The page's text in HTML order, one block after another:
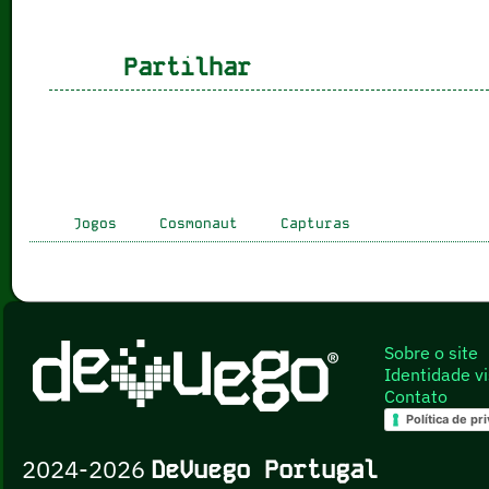
Partilhar
Jogos Cosmonaut Capturas
Sobre o site
Identidade
Contato
Política de
2024-2026 DeVuego Portugal